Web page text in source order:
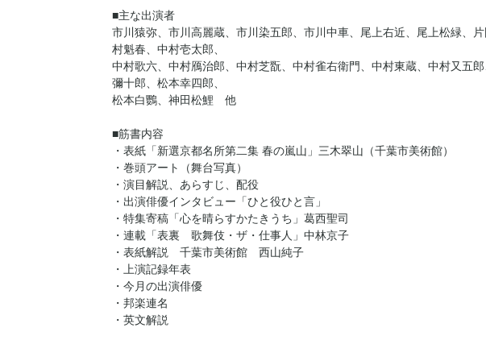
■主な出演者
市川猿弥、市川高麗蔵、市川染五郎、市川中車、尾上右近、尾上松緑、
村魁春、中村壱太郎、
中村歌六、中村鴈治郎、中村芝翫、中村雀右衛門、中村東蔵、中村又五
彌十郎、松本幸四郎、
松本白鸚、神田松鯉 他
■筋書内容
・表紙「新選京都名所第二集 春の嵐山」三木翠山（千葉市美術館）
・巻頭アート（舞台写真）
・演目解説、あらすじ、配役
・出演俳優インタビュー「ひと役ひと言」
・特集寄稿「心を晴らすかたきうち」葛西聖司
・連載「表裏 歌舞伎・ザ・仕事人」中林京子
・表紙解説 千葉市美術館 西山純子
・上演記録年表
・今月の出演俳優
・邦楽連名
・英文解説